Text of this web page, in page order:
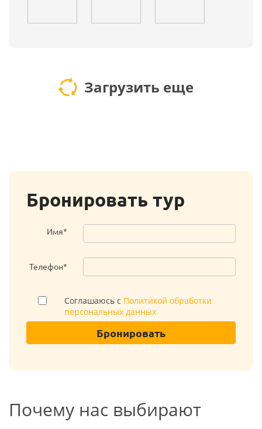
Загрузить еще
Бронировать тур
Имя*
Телефон*
Соглашаюсь с Политикой обработки
персональных данных
Бронировать
Почему нас выбирают